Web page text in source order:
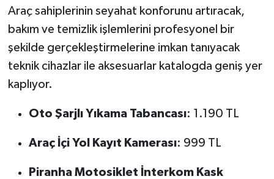
Araç sahiplerinin seyahat konforunu artıracak,
bakım ve temizlik işlemlerini profesyonel bir
şekilde gerçekleştirmelerine imkan tanıyacak
teknik cihazlar ile aksesuarlar katalogda geniş yer
kaplıyor.
Oto Şarjlı Yıkama Tabancası: 1.190 TL
Araç İçi Yol Kayıt Kamerası: 999 TL
Piranha Motosiklet İnterkom Kask